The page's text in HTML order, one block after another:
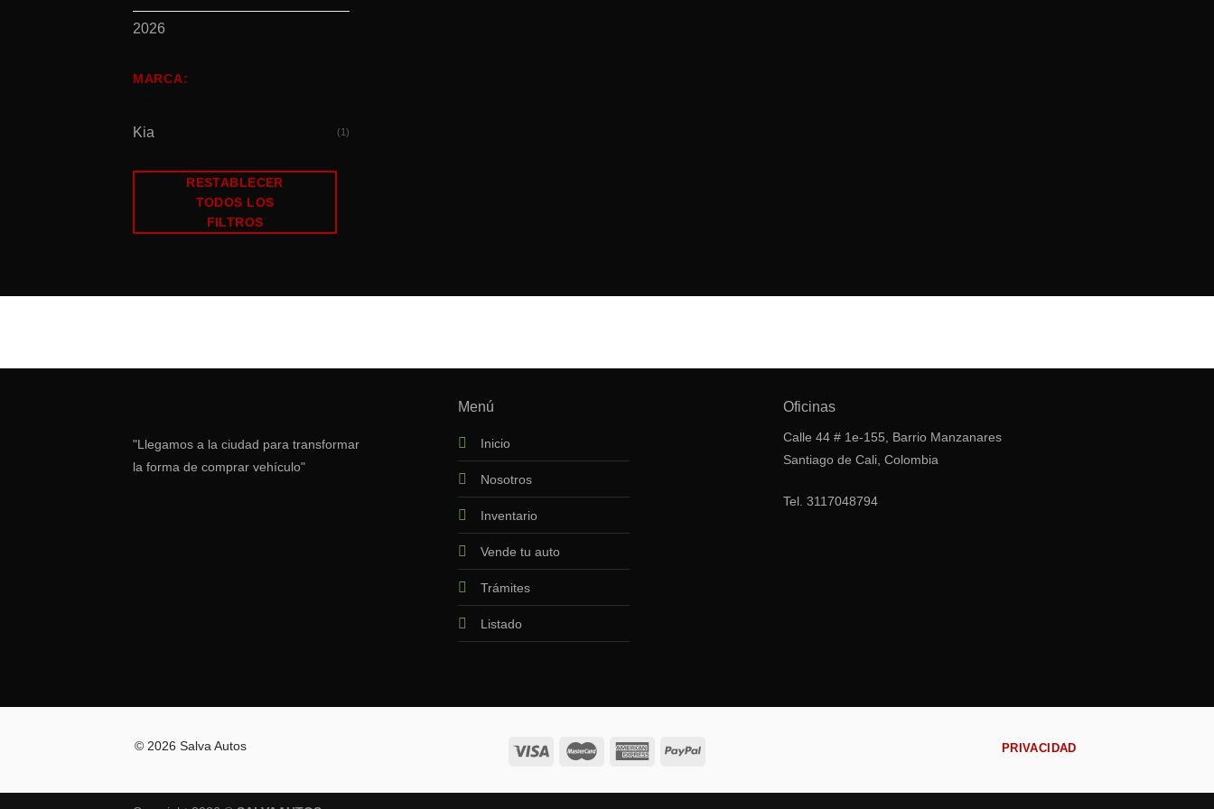
2026
MARCA:
Kia (1)
RESTABLECER
TODOS LOS
FILTROS
"Llegamos a la ciudad para transformar
la forma de comprar vehículo"
Menú
Inicio
Nosotros
Inventario
Vende tu auto
Trámites
Listado
Oficinas
Calle 44 # 1e-155, Barrio Manzanares
Santiago de Cali, Colombia
Tel. 3117048794
© 2026 Salva Autos PRIVACIDAD